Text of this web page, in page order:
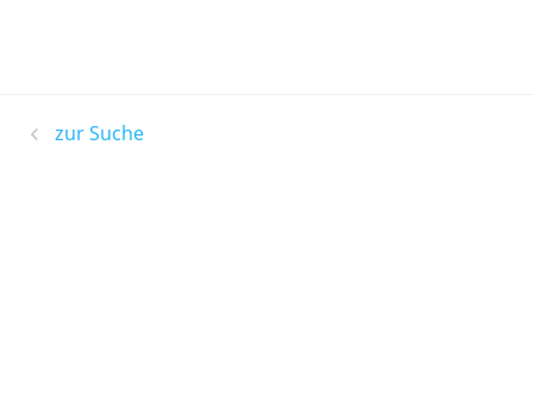
zur Suche